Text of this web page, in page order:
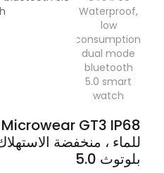
للماء ، منخفضة
بلوتوث 5.0